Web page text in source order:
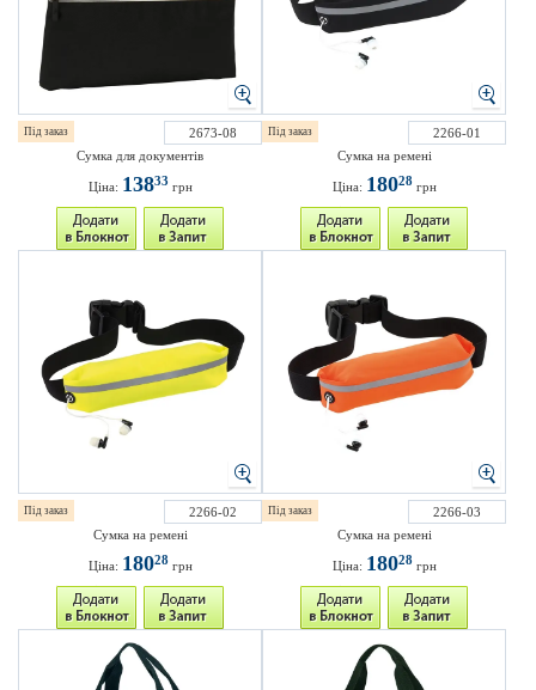
Під заказ
2673-08
Сумка для документів
Ціна: 13833 грн
Під заказ
2266-01
Сумка на ремені
Ціна: 18028грн
Під заказ
2266-02
Сумка на ремені
Ціна: 18028грн
Під заказ
2266-03
Сумка на ремені
Ціна: 18028грн